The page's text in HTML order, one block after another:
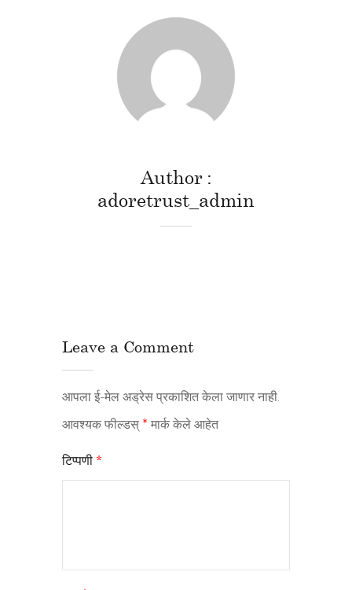
Author
adoretrust_admin
Leave a Comment
आपला ई-मेल अड्रेस प्रकाशित केला जाणार नाही.
आवश्यक फील्डस् * मार्क केले आहेत
टिप्पणी *